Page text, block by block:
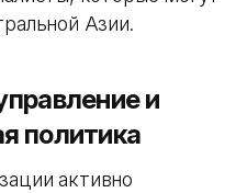
Азии.
и
политика
активно